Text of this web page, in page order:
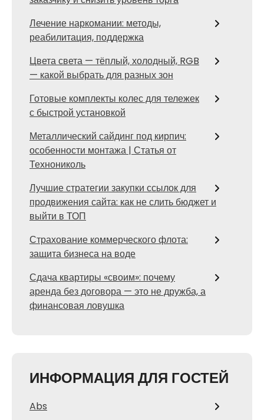
Лечение наркомании: методы,
реабилитация, поддержка
Цвета света — тёплый, холодный, RGB
— какой выбрать для разных зон
Готовые комплекты колес для тележек
с быстрой установкой
Металлический сайдинг под кирпич:
особенности монтажа | Статья от
Технониколь
Лучшие стратегии закупки ссылок для
продвижения сайта: как не слить бюджет и
выйти в ТОП
Страхование коммерческого флота:
защита бизнеса на воде
Сдача квартиры «своим»: почему
аренда без договора — это не дружба, а
финансовая ловушка
ИНФОРМАЦИЯ ДЛЯ ГОСТЕЙ
Abs